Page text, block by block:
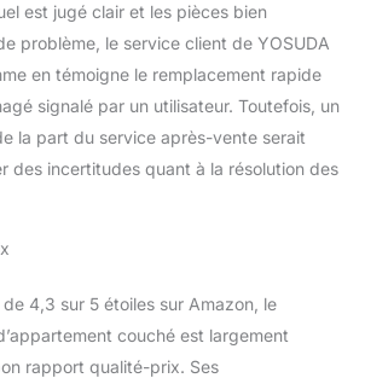
est jugé clair et les pièces bien
problème, le service client de YOSUDA
en témoigne le remplacement rapide
signalé par un utilisateur. Toutefois, un
la part du service après-vente serait
des incertitudes quant à la résolution des
4,3 sur 5 étoiles sur Amazon, le
couché est largement
rapport qualité-prix. Ses